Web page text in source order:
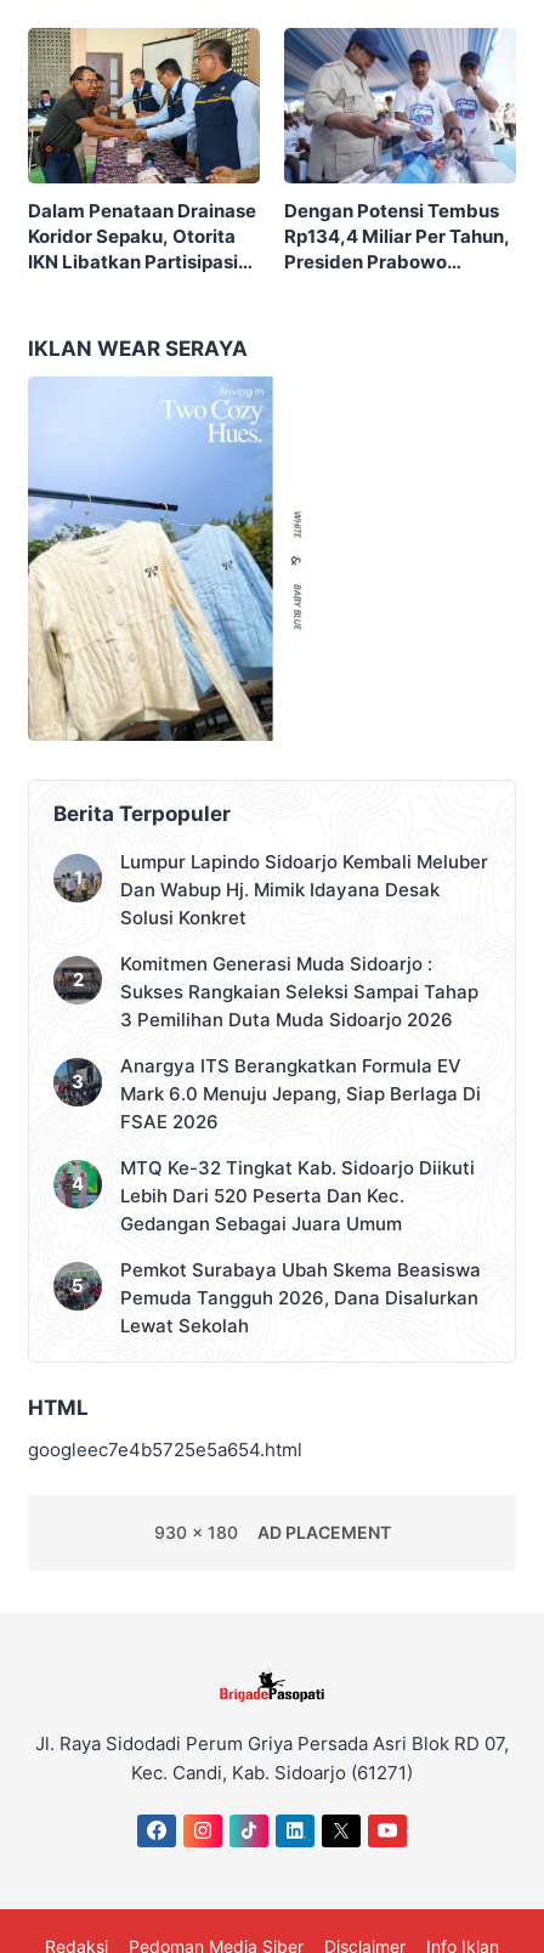
Terhadap Dunia
Peternakan Indonesia
Infrastruktur Saat Kunker
Di PT PAL Indonesia
Dalam Penataan Drainase
Koridor Sepaku, Otorita
IKN Libatkan Partisipasi
Dengan Potensi Tembus
Rp134,4 Miliar Per Tahun,
Presiden Prabowo
IKLAN WEAR SERAYA
Berita Terpopuler
Lumpur Lapindo Sidoarjo Kembali Meluber
Dan Wabup Hj. Mimik Idayana Desak
Solusi Konkret
Komitmen Generasi Muda Sidoarjo :
Sukses Rangkaian Seleksi Sampai Tahap
3 Pemilihan Duta Muda Sidoarjo 2026
Anargya ITS Berangkatkan Formula EV
Mark 6.0 Menuju Jepang, Siap Berlaga Di
FSAE 2026
MTQ Ke-32 Tingkat Kab. Sidoarjo Diikuti
Lebih Dari 520 Peserta Dan Kec.
Gedangan Sebagai Juara Umum
Pemkot Surabaya Ubah Skema Beasiswa
Pemuda Tangguh 2026, Dana Disalurkan
Lewat Sekolah
HTML
googleec7e4b5725e5a654.html
930 x 180 AD PLACEMENT
Jl. Raya Sidodadi Perum Griya Persada Asri Blok RD 07,
Kec. Candi, Kab. Sidoarjo (61271)
Redaksi Pedoman Media Siber Disclaimer Info Iklan